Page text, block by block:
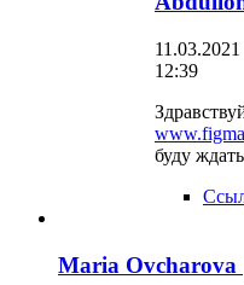
12:39
буду
Maria Ovcharova